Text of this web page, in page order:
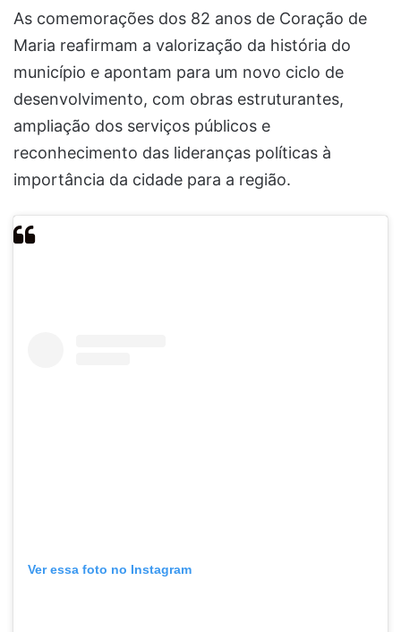
As comemorações dos 82 anos de Coração de
Maria reafirmam a valorização da história do
município e apontam para um novo ciclo de
desenvolvimento, com obras estruturantes,
ampliação dos serviços públicos e
reconhecimento das lideranças políticas à
importância da cidade para a região.
Ver essa foto no Instagram